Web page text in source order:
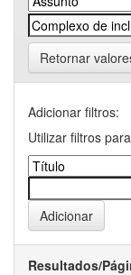
Retornar
Adicionar filtros:
Utilizar filtros
Resultados/